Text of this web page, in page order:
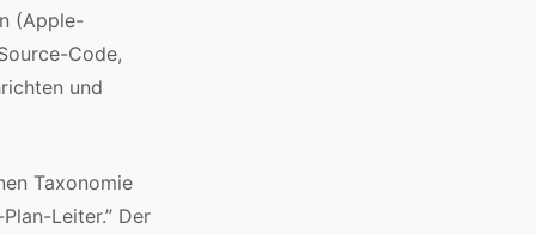
(Apple-
Code,
und
Taxonomie
Leiter.” Der